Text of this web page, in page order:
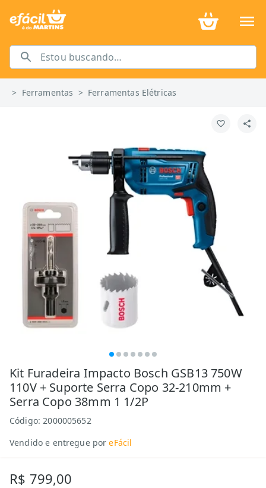
> Ferramentas > Ferramentas Elétricas
Kit Furadeira Impacto Bosch GSB13 750W
110V + Suporte Serra Copo 32-210mm +
Serra Copo 38mm 1 1/2P
Código:2000005652
Vendido e entregue por eFácil
R$ 799,00